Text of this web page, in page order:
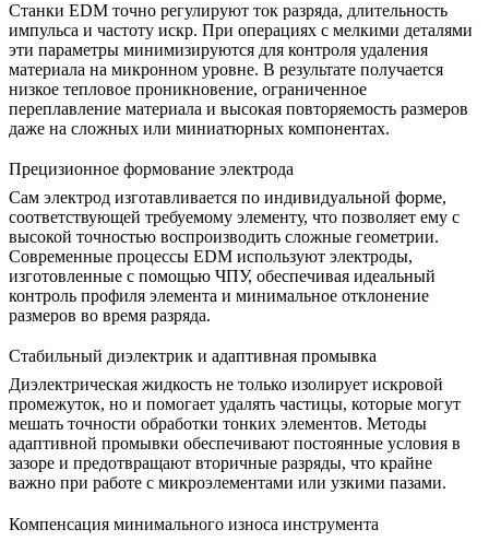
Станки EDM точно регулируют ток разряда, длительность
импульса и частоту искр. При операциях с мелкими деталями
эти параметры минимизируются для контроля удаления
материала на микронном уровне. В результате получается
низкое тепловое проникновение, ограниченное
переплавление материала и высокая повторяемость размеров
даже на сложных или миниатюрных компонентах.
Прецизионное формование электрода
Сам электрод изготавливается по индивидуальной форме,
соответствующей требуемому элементу, что позволяет ему с
высокой точностью воспроизводить сложные геометрии.
Современные процессы EDM используют электроды,
изготовленные с помощью ЧПУ, обеспечивая идеальный
контроль профиля элемента и минимальное отклонение
размеров во время разряда.
Стабильный диэлектрик и адаптивная промывка
Диэлектрическая жидкость не только изолирует искровой
промежуток, но и помогает удалять частицы, которые могут
мешать точности обработки тонких элементов. Методы
адаптивной промывки обеспечивают постоянные условия в
зазоре и предотвращают вторичные разряды, что крайне
важно при работе с микроэлементами или узкими пазами.
Компенсация минимального износа инструмента